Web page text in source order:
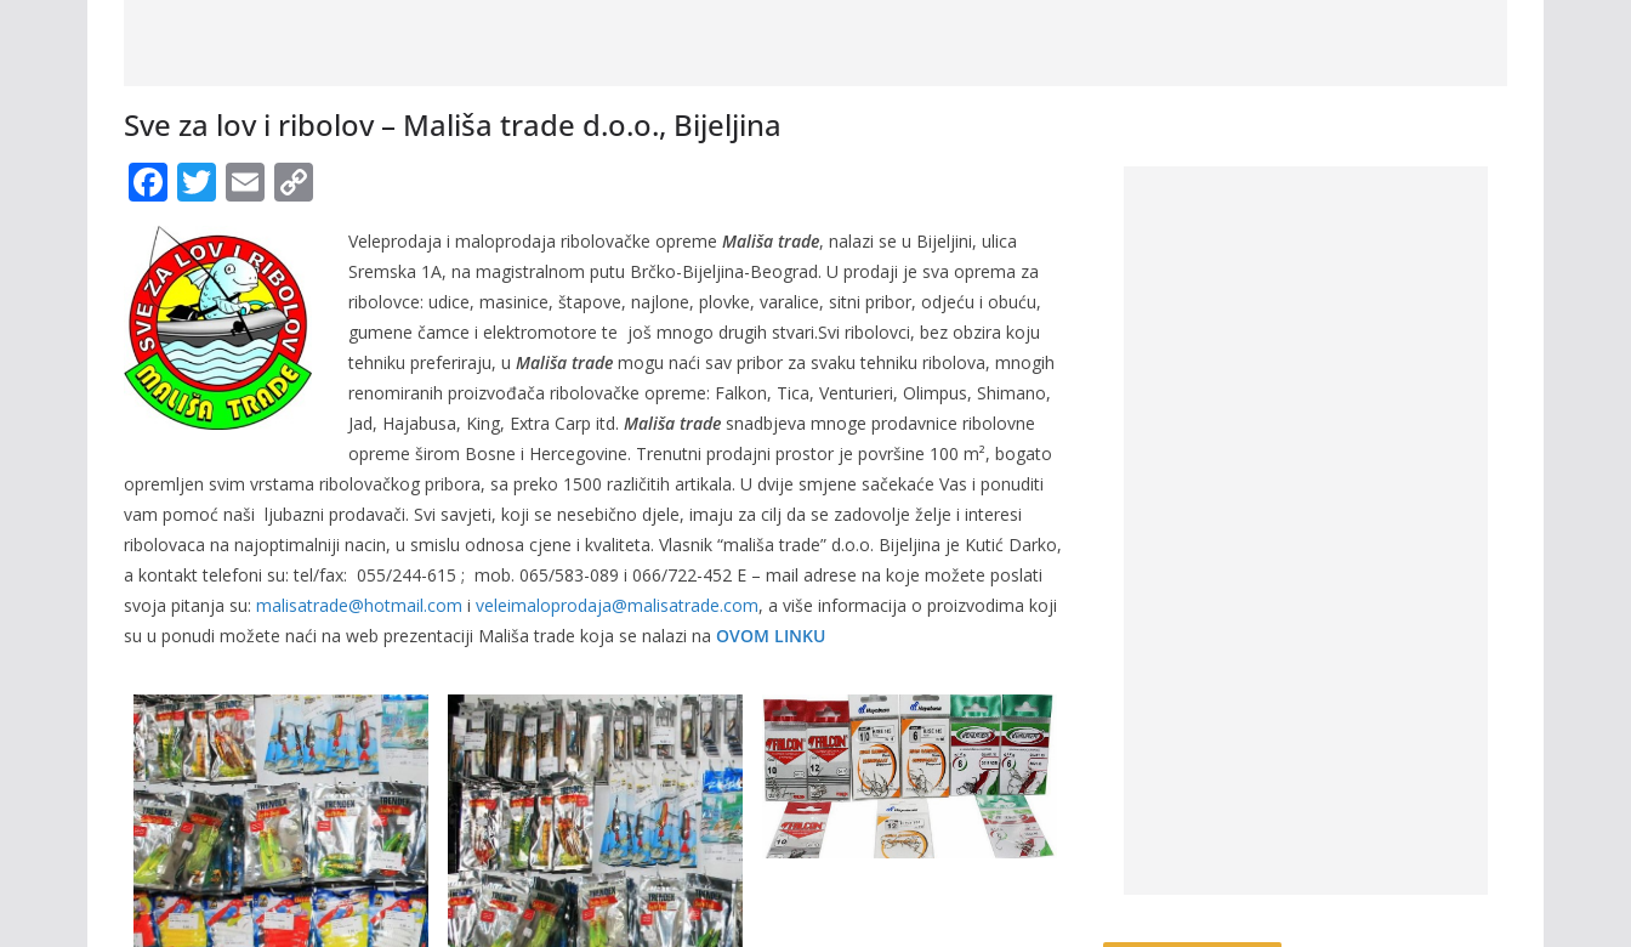
Sve za lov i ribolov – Mališa trade d.o.o., Bijeljina
F
ac
e
b
o
o
k
T
w
itt
er
E
ai
l
Veleprodaja i maloprodaja ribolovačke opreme Mališa trade, nalazi se u Bijeljini, ulica
Sremska 1A, na magistralnom putu Brčko-Bijeljina-Beograd. U prodaji je sva oprema za
ribolovce: udice, masinice, štapove, najlone, plovke, varalice, sitni pribor, odjeću i obuću,
gumene čamce i elektromotore te još mnogo drugih stvari.Svi ribolovci, bez obzira koju
tehniku preferiraju, u Mališa trade mogu naći sav pribor za svaku tehniku ribolova, mnogih
renomiranih proizvođača ribolovačke opreme: Falkon, Tica, Venturieri, Olimpus, Shimano,
Jad, Hajabusa, King, Extra Carp itd. Mališa trade snadbjeva mnoge prodavnice ribolovne
opreme širom Bosne i Hercegovine. Trenutni prodajni prostor je površine 100 m², bogato
opremljen svim vrstama ribolovačkog pribora, sa preko 1500 različitih artikala. U dvije smjene sačekaće Vas i ponuditi
vam pomoć naši ljubazni prodavači. Svi savjeti, koji se nesebično djele, imaju za cilj da se zadovolje želje i interesi
ribolovaca na najoptimalniji nacin, u smislu odnosa cjene i kvaliteta. Vlasnik “mališa trade” d.o.o. Bijeljina je Kutić Darko,
a kontakt telefoni su: tel/fax: 055/244-615 ; mob. 065/583-089 i 066/722-452 E – mail adrese na koje možete poslati
svoja pitanja su: malisatrade@hotmail.com i veleimaloprodaja@malisatrade.com, a više informacija o proizvodima koji
su u ponudi možete naći na web prezentaciji Mališa trade koja se nalazi na OVOM LINKU